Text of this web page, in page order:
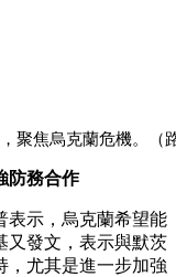
聚焦烏克蘭危機。（
防務合作
表示，烏克蘭希望能
又發文，表示與默茨
，尤其是進一步加強